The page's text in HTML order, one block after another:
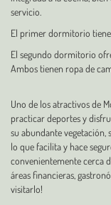
servicio.
El primer dormitorio tiene
El segundo dormitorio
Ambos tienen ropa de
Uno de los atractivos de
practicar deportes y
su abundante vegetación,
lo que facilita y hace
convenientemente cerca
áreas financieras,
visitarlo!